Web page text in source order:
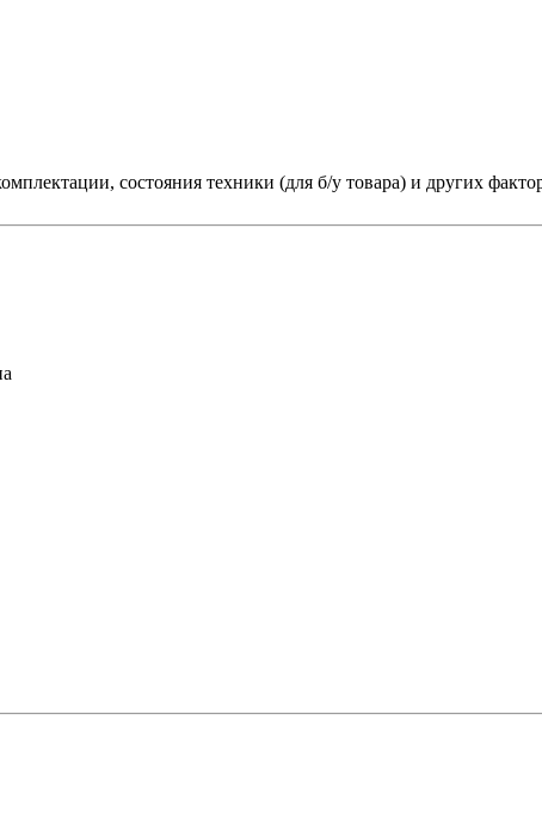
состояния техники (для б/у товара) и других